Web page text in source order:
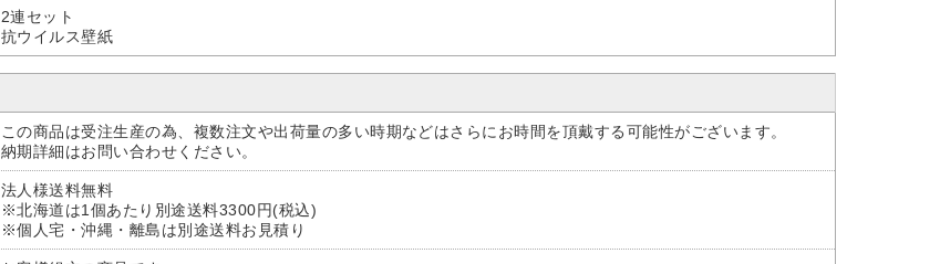
2連セット
抗ウイルス壁紙
この商品は受注生産の為、複数注文や出荷量の多い時期などはさらにお時間を頂戴する可能性がございます。
納期詳細はお問い合わせください。
法人様送料無料
※北海道は1個あたり別途送料3300円(税込)
※個人宅・沖縄・離島は別途送料お見積り